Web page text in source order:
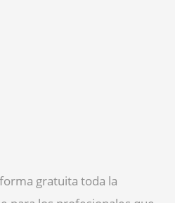
gratuita toda la